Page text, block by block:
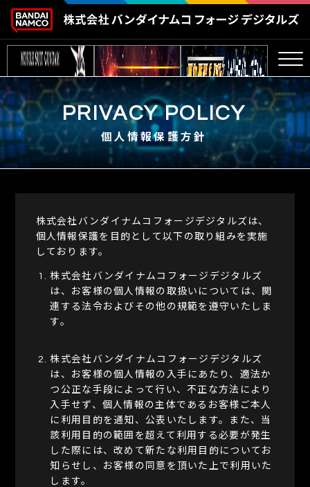
TOP
トップ
COMPANY
会社情報
開発実績
採用情報
PRIVACY POLICY
個人情報保護方針
株式会社バンダイナムコフォージデジタルズは、
個人情報保護を目的として以下の取り組みを実施
しております。
株式会社バンダイナムコフォージデジタルズ
は、お客様の個人情報の取扱いについては、関
連する法令およびその他の規範を遵守いたしま
す。
株式会社バンダイナムコフォージデジタルズ
は、お客様の個人情報の入手にあたり、適法か
つ公正な手段によって行い、不正な方法により
入手せず、個人情報の主体であるお客様ご本人
に利用目的を通知、公表いたします。また、当
該利用目的の範囲を超えて利用する必要が発生
した際には、改めて新たな利用目的についてお
知らせし、お客様の同意を頂いた上で利用いた
します。